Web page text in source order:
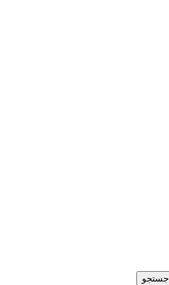
جستجو